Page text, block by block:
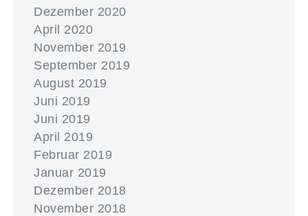
Dezember 2020
April 2020
November 2019
September 2019
August 2019
Juni 2019
Juni 2019
April 2019
Februar 2019
Januar 2019
Dezember 2018
November 2018